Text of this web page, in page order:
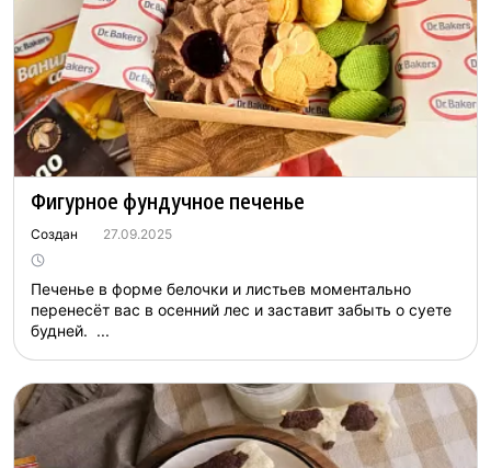
Фигурное фундучное печенье
Создан 27.09.2025
Печенье в форме белочки и листьев моментально
перенесёт вас в осенний лес и заставит забыть о суете
будней. ...